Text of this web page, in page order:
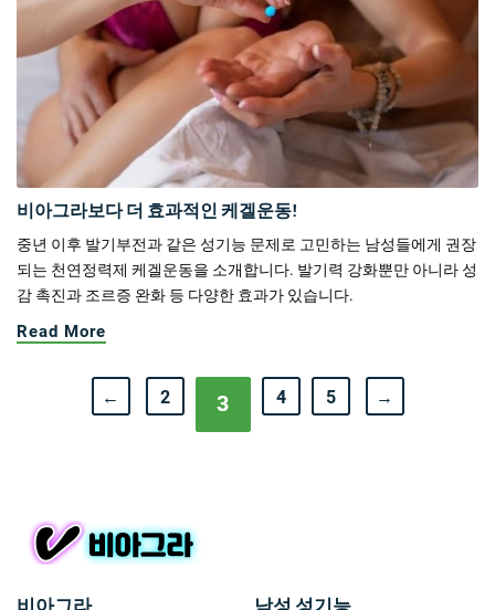
비아그라보다 더 효과적인 케겔운동!
중년 이후 발기부전과 같은 성기능 문제로 고민하는 남성들에게 권장
되는 천연정력제 케겔운동을 소개합니다. 발기력 강화뿐만 아니라 성
감 촉진과 조르증 완화 등 다양한 효과가 있습니다.
Read More
← 2 3 4 5 →
비아그라 남성 성기능